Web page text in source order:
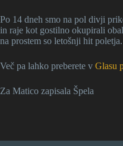
Po 14 dneh smo na pol divji
in raje kot gostilno okupirali
na prostem so letošnji hit poletja.
Več pa lahko preberete v Glasu
Za Matico zapisala Špela